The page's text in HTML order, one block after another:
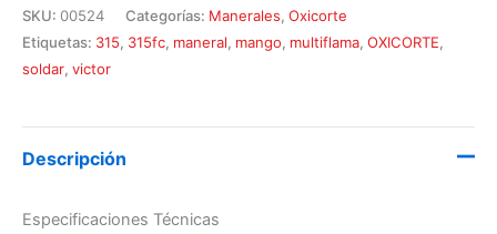
SKU: 00524 Categorías: Manerales, Oxicorte
Etiquetas: 315, 315fc, maneral, mango, multiflama, OXICORTE,
soldar, victor
Descripción
Especificaciones Técnicas